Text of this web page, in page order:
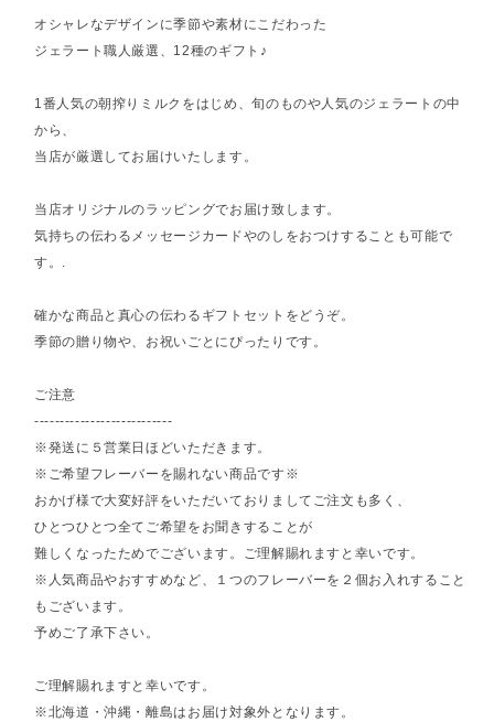
オシャレなデザインに季節や素材にこだわった
ジェラート職人厳選、12種のギフト♪
1番人気の朝搾りミルクをはじめ、旬のものや人気のジェラートの中
から、
当店が厳選してお届けいたします。
当店オリジナルのラッピングでお届け致します。
気持ちの伝わるメッセージカードやのしをおつけすることも可能で
す。.
確かな商品と真心の伝わるギフトセットをどうぞ。
季節の贈り物や、お祝いごとにぴったりです。
ご注意
---------------------------
※発送に５営業日ほどいただきます。
※ご希望フレーバーを賜れない商品です※
おかげ様で大変好評をいただいておりましてご注文も多く、
ひとつひとつ全てご希望をお聞きすることが
難しくなったためでございます。ご理解賜れますと幸いです。
※人気商品やおすすめなど、１つのフレーバーを２個お入れすること
もございます。
予めご了承下さい。
ご理解賜れますと幸いです。
※北海道・沖縄・離島はお届け対象外となります。